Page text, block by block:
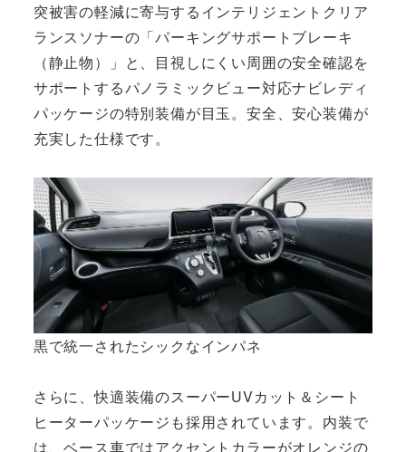
突被害の軽減に寄与するインテリジェントクリア
ランスソナーの「パーキングサポートブレーキ
（静止物）」と、目視しにくい周囲の安全確認を
サポートするパノラミックビュー対応ナビレディ
パッケージの特別装備が目玉。安全、安心装備が
充実した仕様です。
黒で統一されたシックなインパネ
さらに、快適装備のスーパーUVカット＆シート
ヒーターパッケージも採用されています。内装で
は、ベース車ではアクセントカラーがオレンジの